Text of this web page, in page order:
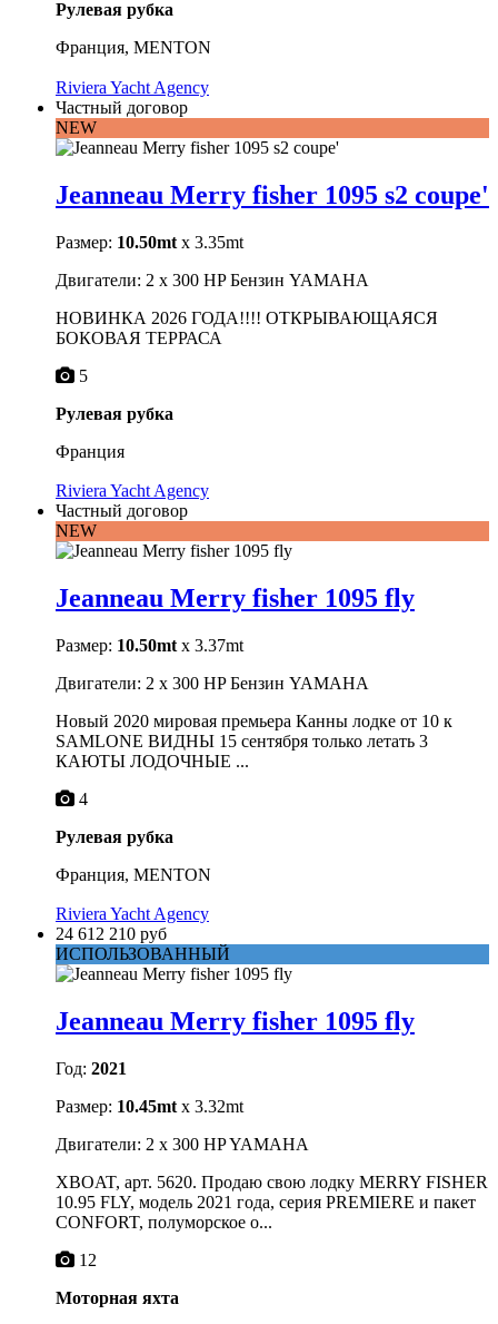
Рулевая рубка
Франция, MENTON
Riviera Yacht Agency
Частный договор
NEW
Jeanneau Merry fisher 1095 s2 coupe'
Размер: 10.50mt x 3.35mt
Двигатели: 2 x 300 HP Бензин YAMAHA
НОВИНКА 2026 ГОДА!!!! ОТКРЫВАЮЩАЯСЯ
БОКОВАЯ ТЕРРАСА
5
Рулевая рубка
Франция
Riviera Yacht Agency
Частный договор
NEW
Jeanneau Merry fisher 1095 fly
Размер: 10.50mt x 3.37mt
Двигатели: 2 x 300 HP Бензин YAMAHA
Новый 2020 мировая премьера Канны лодке от 10 к
SAMLONE ВИДНЫ 15 сентября только летать 3
КАЮТЫ ЛОДОЧНЫЕ ...
4
Рулевая рубка
Франция, MENTON
Riviera Yacht Agency
24 612 210 руб
ИСПОЛЬЗОВАННЫЙ
Jeanneau Merry fisher 1095 fly
Год: 2021
Размер: 10.45mt x 3.32mt
Двигатели: 2 x 300 HP YAMAHA
XBOAT, арт. 5620. Продаю свою лодку MERRY FISHER
10.95 FLY, модель 2021 года, серия PREMIERE и пакет
CONFORT, полуморское о...
12
Моторная яхта